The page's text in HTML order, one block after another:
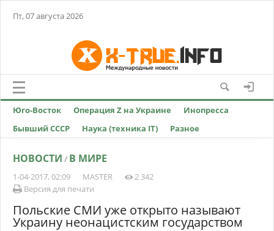
Пт, 07 августа 2026
Юго-Восток Операция Z на Украине
Инопресса
Бывший СССР
Наука (техника IT) Разное
НОВОСТИ / В МИРЕ
1-04-2017, 02:09 MASTER
2 342
Версия для печати
Польские СМИ уже открыто называют
Украину неонацистским государством